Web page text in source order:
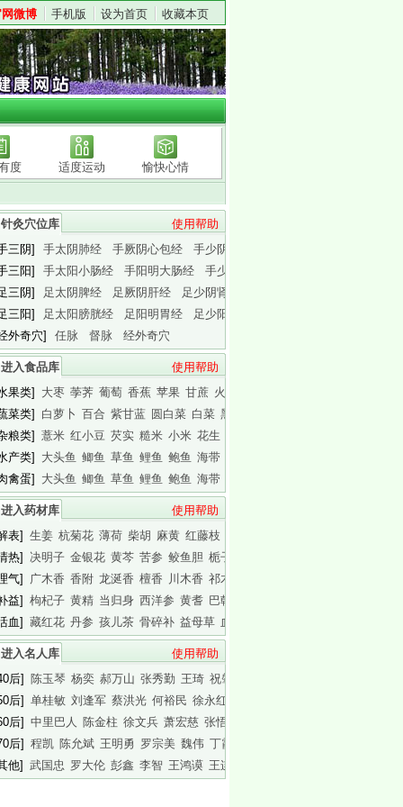
微博 手机版 设为首页 收藏本页
度 适度运动
愉快心情
针灸穴位库
使用帮助
三阴]
手太阴肺经 手厥阴心包经
手少阴心经
三阳]
手太阳小肠经 手阳明大肠经
手少阳三焦经
三阴]
足太阴脾经 足厥阴肝经
足少阴肾经
三阳]
足太阳膀胱经 足阳明胃经
足少阳胆经
外奇穴]
任脉 督脉 经外奇穴
进入食品库
使用帮助
果类]
大枣 荸荠 葡萄 香蕉 苹果 甘蔗 火龙果
菜类]
白萝卜 百合 紫甘蓝 圆白菜 白菜 黑木耳
粮类] 薏米 红小豆 芡实 糙米 小米 花生
产类]
大头鱼 鲫鱼 草鱼 鲤鱼 鲍鱼 海带
禽蛋]
大头鱼 鲫鱼 草鱼 鲤鱼 鲍鱼 海带
进入药材库
使用帮助
表] 生姜 杭菊花 薄荷 柴胡 麻黄 红藤枝
热] 决明子 金银花 黄芩 苦参 鲛鱼胆 栀子
气]
广木香 香附 龙涎香 檀香 川木香 祁木香
益] 枸杞子 黄精 当归身 西洋参 黄耆 巴戟天
血] 藏红花 丹参 孩儿茶 骨碎补 益母草 血竭
进入名人库
使用帮助
后]
陈玉琴 杨奕 郝万山 张秀勤 王琦 祝肇刚
后]
单桂敏 刘逢军 蔡洪光 何裕民 徐永红
后]
中里巴人 陈金柱 徐文兵 萧宏慈 张悟本
后]
程凯 陈允斌 王明勇 罗宗美 魏伟 丁霞
他] 武国忠 罗大伦 彭鑫 李智 王鸿谟 王连清